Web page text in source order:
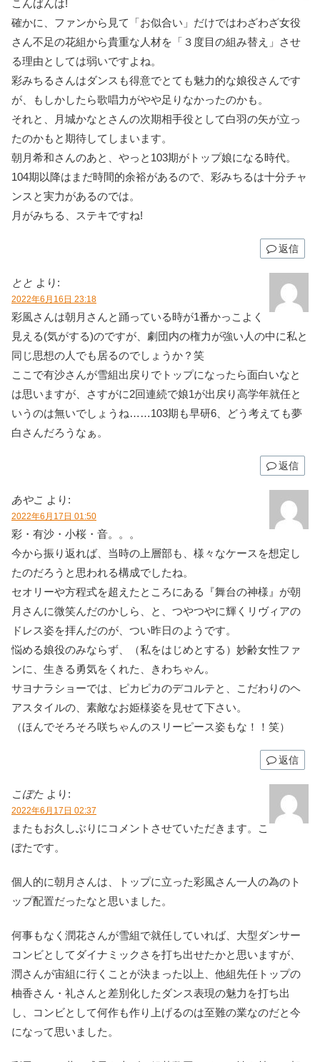
こんばんは!
確かに、ファンから見て「お似合い」だけではわざわざ女役
さん不足の花組から貴重な人材を「３度目の組み替え」させ
る理由としては弱いですよね。
彩みちるさんはダンスも得意でとても魅力的な娘役さんです
が、もしかしたら歌唱力がやや足りなかったのかも。
それと、月城かなとさんの次期相手役として白羽の矢が立っ
たのかもと期待してしまいます。
朝月希和さんのあと、やっと103期がトップ娘になる時代。
104期以降はまだ時間的余裕があるので、彩みちるは十分チャ
ンスと実力があるのでは。
月がみちる、ステキですね!
返信
とと より:
2022年6月16日 23:18
彩風さんは朝月さんと踊っている時が1番かっこよく
見える(気がする)のですが、劇団内の権力が強い人の中に私と
同じ思想の人でも居るのでしょうか？笑
ここで有沙さんが雪組出戻りでトップになったら面白いなと
は思いますが、さすがに2回連続で娘1が出戻り高学年就任と
いうのは無いでしょうね……103期も早研6、どう考えても夢
白さんだろうなぁ。
返信
あやこ より:
2022年6月17日 01:50
彩・有沙・小桜・音。。。
今から振り返れば、当時の上層部も、様々なケースを想定し
たのだろうと思われる構成でしたね。
セオリーや方程式を超えたところにある『舞台の神様』が朝
月さんに微笑んだのかしら、と、つやつやに輝くリヴィアの
ドレス姿を拝んだのが、つい昨日のようです。
悩める娘役のみならず、（私をはじめとする）妙齢女性ファ
ンに、生きる勇気をくれた、きわちゃん。
サヨナラショーでは、ピカピカのデコルテと、こだわりのヘ
アスタイルの、素敵なお姫様姿を見せて下さい。
（ほんでそろそろ咲ちゃんのスリーピース姿もな！！笑）
返信
こぼた より:
2022年6月17日 02:37
またもお久しぶりにコメントさせていただきます。こ
ぼたです。
個人的に朝月さんは、トップに立った彩風さん一人の為のト
ップ配置だったなと思いました。
何事もなく潤花さんが雪組で就任していれば、大型ダンサー
コンビとしてダイナミックさを打ち出せたかと思いますが、
潤さんが宙組に行くことが決まった以上、他組先任トップの
柚香さん・礼さんと差別化したダンス表現の魅力を打ち出
し、コンビとして何作も作り上げるのは至難の業なのだと今
になって思いました。